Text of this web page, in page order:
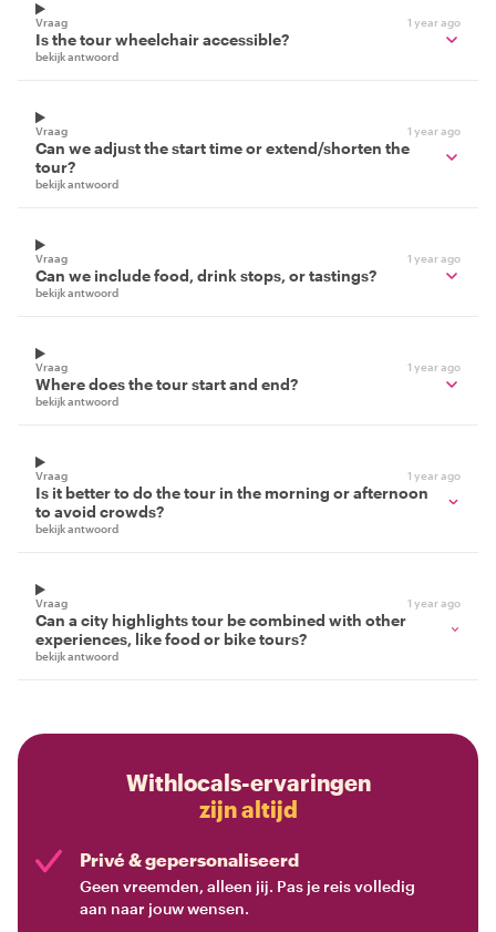
Vraag 1 year ago
Is the tour wheelchair accessible?
bekijk antwoord
Vraag 1 year ago
Can we adjust the start time or extend/shorten the
tour?
bekijk antwoord
Vraag 1 year ago
Can we include food, drink stops, or tastings?
bekijk antwoord
Vraag 1 year ago
Where does the tour start and end?
bekijk antwoord
Vraag 1 year ago
Is it better to do the tour in the morning or afternoon
to avoid crowds?
bekijk antwoord
Vraag 1 year ago
Can a city highlights tour be combined with other
experiences, like food or bike tours?
bekijk antwoord
Withlocals-ervaringen
zijn altijd
Privé & gepersonaliseerd
Geen vreemden, alleen jij. Pas je reis volledig
aan naar jouw wensen.